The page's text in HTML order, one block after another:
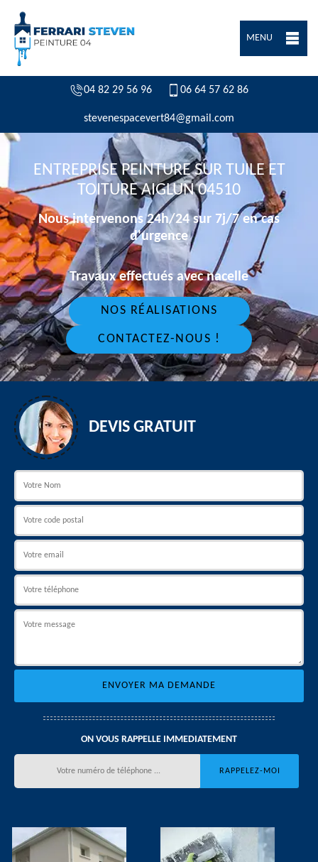
MENU
04 82 29 56 96 06 64 57 62 86
stevenespacevert84@gmail.com
ENTREPRISE PEINTURE SUR TUILE ET
TOITURE AIGLUN 04510
Nous intervenons 24h/24 sur 7j/7 en cas
d'urgence
Travaux effectués avec nacelle
NOS RÉALISATIONS
CONTACTEZ-NOUS !
DEVIS GRATUIT
ON VOUS RAPPELLE IMMEDIATEMENT